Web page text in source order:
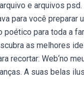
e arquivos psd.
para você preparar
poético para toda a
as melhores
recortar: Web‘no
A suas belas